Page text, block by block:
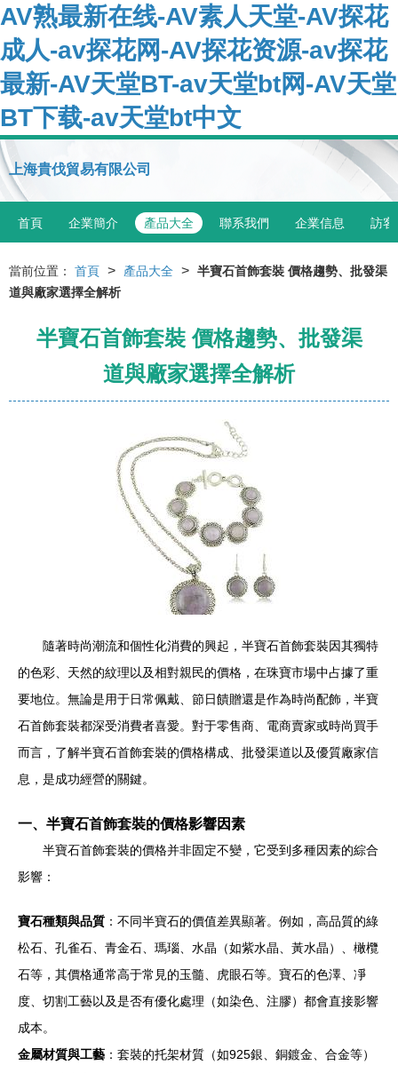
AV熟最新在线-AV素人天堂-AV探花
成人-av探花网-AV探花资源-av探花
最新-AV天堂BT-av天堂bt网-AV天堂
BT下载-av天堂bt中文
上海貴伐貿易有限公司
首頁 企業簡介 產品大全 聯系我們 企業信息 訪客
當前位置： 首頁 > 產品大全 > 半寶石首飾套裝 價格趨勢、批發渠
道與廠家選擇全解析
半寶石首飾套裝 價格趨勢、批發渠
道與廠家選擇全解析
隨著時尚潮流和個性化消費的興起，半寶石首飾套裝因其獨特
的色彩、天然的紋理以及相對親民的價格，在珠寶市場中占據了重
要地位。無論是用于日常佩戴、節日饋贈還是作為時尚配飾，半寶
石首飾套裝都深受消費者喜愛。對于零售商、電商賣家或時尚買手
而言，了解半寶石首飾套裝的價格構成、批發渠道以及優質廠家信
息，是成功經營的關鍵。
一、半寶石首飾套裝的價格影響因素
半寶石首飾套裝的價格并非固定不變，它受到多種因素的綜合
影響：
寶石種類與品質 ：不同半寶石的價值差異顯著。例如，高品質的綠
松石、孔雀石、青金石、瑪瑙、水晶（如紫水晶、黃水晶）、橄欖
石等，其價格通常高于常見的玉髓、虎眼石等。寶石的色澤、凈
度、切割工藝以及是否有優化處理（如染色、注膠）都會直接影響
成本。
金屬材質與工藝 ：套裝的托架材質（如925銀、銅鍍金、合金等）